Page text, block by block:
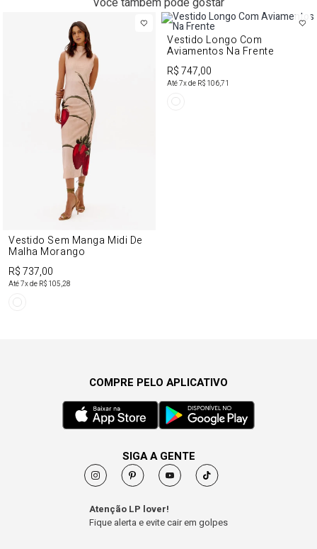
Vestido Sem Manga Midi De
Malha Morango
R$ 737,00
Até7x de R$ 105,28
Vestido Longo Com
Aviamentos Na Frente
R$ 747,00
Até7x de R$ 106,71
COMPRE PELO APLICATIVO
SIGA A GENTE
Atenção LP lover!
Fique alerta e evite cair em golpes